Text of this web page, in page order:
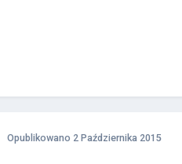
Opublikowano 2 Października 2015